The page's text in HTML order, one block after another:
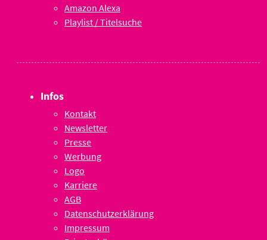
Amazon Alexa
Playlist / Titelsuche
Infos
Kontakt
Newsletter
Presse
Werbung
Logo
Karriere
AGB
Datenschutzerklärung
Impressum